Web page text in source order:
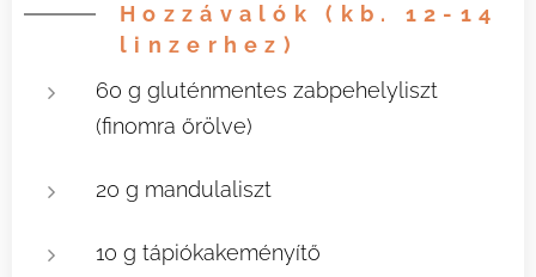
Hozzávalók (kb. 12-14
linzerhez)
60 g gluténmentes zabpehelyliszt
(finomra őrölve)
20 g mandulaliszt
10 g tápiókakeményítő